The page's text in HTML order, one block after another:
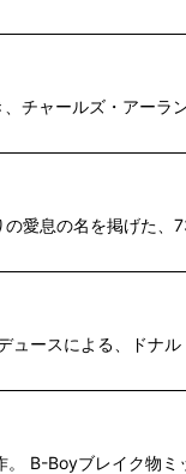
チャールズ・アー
愛息の名を掲げた
ースによる、ドナ
B-Boyブレイク物